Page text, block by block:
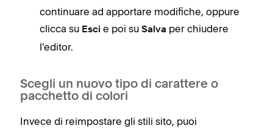
continuare ad apportare modifiche, oppure
clicca su Esci e poi su Salva per chiudere
l'editor.
Scegli un nuovo tipo di carattere o
pacchetto di colori
Invece di reimpostare gli stili sito, puoi